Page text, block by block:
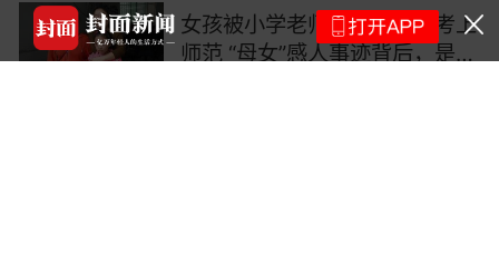
女孩被小学老师养大，如今考上
师范 “母女”感人事迹背后，是一